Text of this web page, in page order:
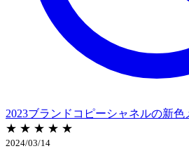
2023ブランドコピーシャネルの新色
★ ★ ★ ★ ★
2024/03/14